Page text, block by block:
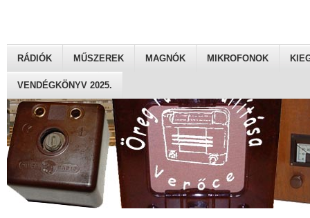
RÁDIÓK MŰSZEREK MAGNÓK MIKROFONOK
VENDÉGKÖNYV 2025.